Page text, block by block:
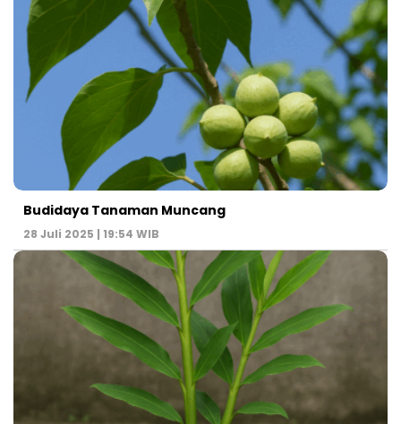
Budidaya Tanaman Muncang
28 Juli 2025 | 19:54 WIB